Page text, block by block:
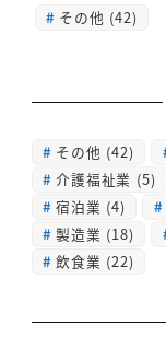
その他 (42)
その他 (42)
介護福祉業 (5)
宿泊業 (4)
製造業 (18)
飲食業 (22)